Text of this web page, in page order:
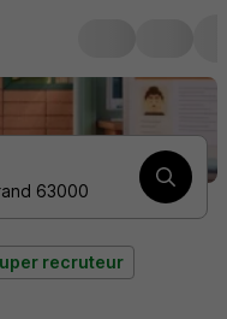
63000
recruteur